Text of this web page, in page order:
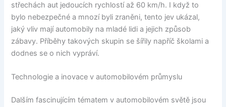
střechách aut jedoucích rychlostí až 60 km/h. I když to
bylo nebezpečné a mnozí byli zraněni, tento jev ukázal,
jaký vliv mají automobily na mladé lidi a jejich způsob
zábavy. Příběhy takových skupin se šířily napříč školami a
dodnes se o nich vypráví.
Technologie a inovace v automobilovém průmyslu
Dalším fascinujícím tématem v automobilovém světě jsou